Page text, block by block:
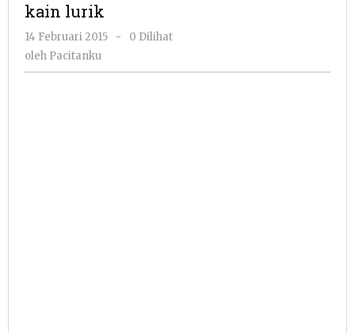
kain lurik
14 Februari 2015
oleh
-
0 Dilihat
oleh Pacitanku